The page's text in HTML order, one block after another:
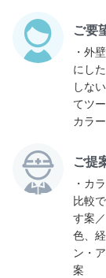
ご要
・外
にし
しな
てツ
カラ
ご提
・カ
比較
す案
色、
ン・
案